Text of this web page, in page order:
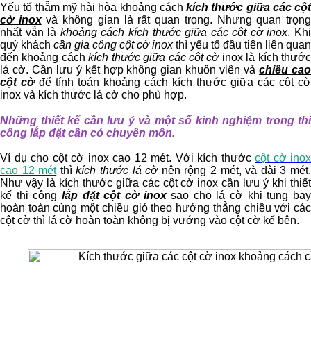
Yếu tố thẫm mỹ hài hòa khoảng cách kích thước giữa các cột
cờ inoxvà không gian là rất quan trọng. Nhưng quan trọng
nhất vẫn là khoảng cách kích thước giữa các cột cờ inox. Khi
quý khách cần gia công cột cờ inoxthì yếu tố đầu tiên liên quan
đến khoảng cáchkích thước giữa các cột cờinox là kích thước
lá cờ. Cần lưu ý kết hợp không gian khuôn viên vàchiều cao
cột cờđể tính toán khoảng cách kích thước giữa các cột cờ
inox và kích thước lá cờ cho phù hợp.
Những thiết kế cần lưu ý và một số kinh nghiệm trong thi
công lắp đặt cần có chuyên môn.
Ví dụ cho cột cờ inox cao 12 mét. Với kích thước cột cờ inox
cao 12 métthìkích thước lá cờnên rộng 2 mét, và dài 3 mét.
Như vậy là kích thước giữa các cột cờ inox cần lưu ý khi thiết
kế thi công lắp đặt cột cờ inoxsao cho lá cờ khi tung bay
hoàn toàn cùng một chiều gió theo hướng thẳng chiều với các
cột cờ thì lá cờ hoàn toàn không bị vướng vào cột cờ kế bên.